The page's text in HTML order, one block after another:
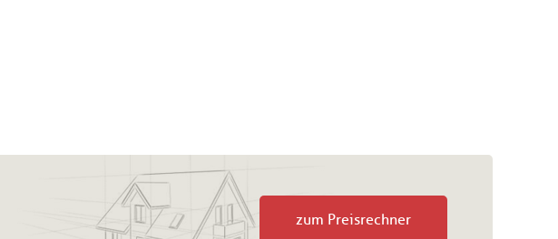
zum Preisrechner